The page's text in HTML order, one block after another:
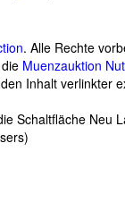
. Alle Rechte
Muenzauktion
Inhalt verlinkter
Schaltfläche Neu